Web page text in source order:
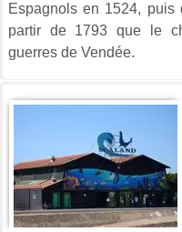
Espagnols en 1524,
partir de 1793 que le
guerres de Vendée.